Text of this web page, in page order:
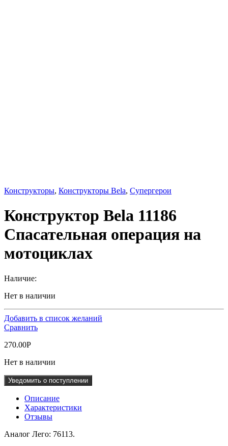
Конструкторы, Конструкторы Bela, Супергерои
Конструктор Bela 11186
Спасательная операция на
мотоциклах
Наличие:
Нет в наличии
Добавить в список желаний
Сравнить
270.00Р
Нет в наличии
Уведомить о поступлении
Описание
Характеристики
Отзывы
Аналог Лего: 76113.